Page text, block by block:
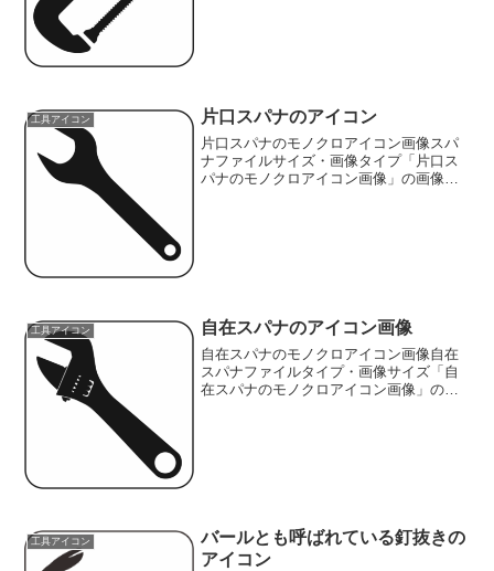
工具アイコン 片口スパナのアイコン
片口スパナのモノクロアイコン画像スパ
ナファイルサイズ・画像タイプ「片口ス
パナのモノクロアイコン画像」の画像フ
工具アイコン 自在スパナのアイコン画像
自在スパナのモノクロアイコン画像自在
スパナファイルタイプ・画像サイズ「自
在スパナのモノクロアイコン画像」の画
工具アイコン
バールとも呼ばれている釘抜きの
アイコン